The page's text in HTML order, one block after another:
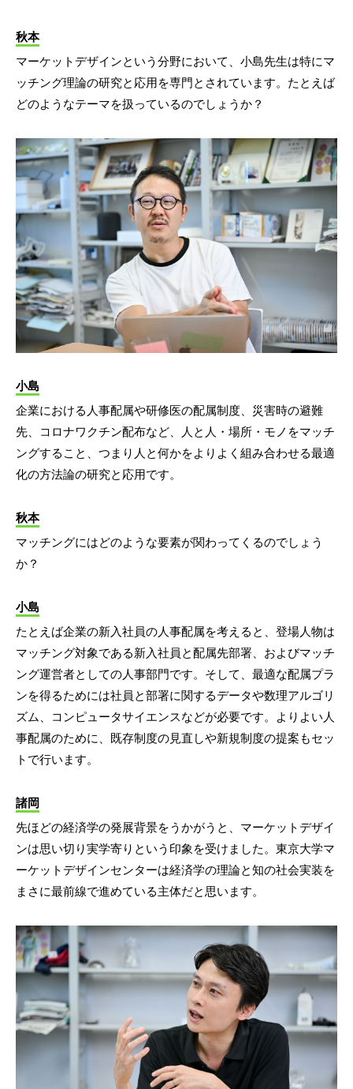
秋本
マーケットデザインという分野において、小島先生は特にマ
ッチング理論の研究と応用を専門とされています。たとえば
どのようなテーマを扱っているのでしょうか？
小島
企業における人事配属や研修医の配属制度、災害時の避難
先、コロナワクチン配布など、人と人・場所・モノをマッチ
ングすること、つまり人と何かをよりよく組み合わせる最適
化の方法論の研究と応用です。
秋本
マッチングにはどのような要素が関わってくるのでしょう
か？
小島
たとえば企業の新入社員の人事配属を考えると、登場人物は
マッチング対象である新入社員と配属先部署、およびマッチ
ング運営者としての人事部門です。そして、最適な配属プラ
ンを得るためには社員と部署に関するデータや数理アルゴリ
ズム、コンピュータサイエンスなどが必要です。よりよい人
事配属のために、既存制度の見直しや新規制度の提案もセッ
トで行います。
諸岡
先ほどの経済学の発展背景をうかがうと、マーケットデザイ
ンは思い切り実学寄りという印象を受けました。東京大学マ
ーケットデザインセンターは経済学の理論と知の社会実装を
まさに最前線で進めている主体だと思います。